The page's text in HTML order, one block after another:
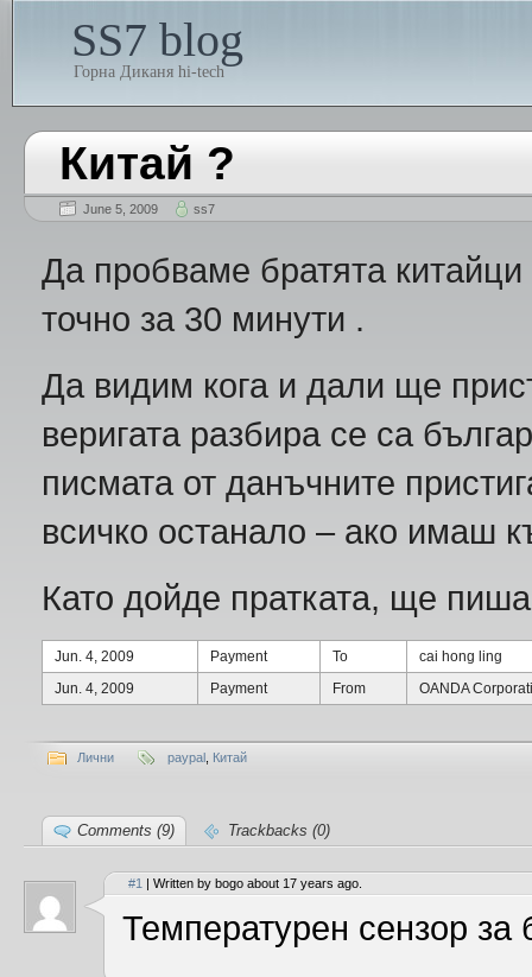
SS7 blog
Горна Диканя hi-tech
Китай ?
June 5, 2009 ss7
Да пробваме братята
точно за 30 минути .
Да видим кога и дали ще
веригата разбира се са
писмата от данъчните
всичко останало – ако имаш
Като дойде пратката, ще
Jun. 4, 2009 Payment To
cai hong ling
Jun. 4, 2009
Payment From OANDA
Лични paypal Китай
Comments (9) Trackbacks (0)
#1 | Written by bogo about 17 years ago.
Температурен сензор за